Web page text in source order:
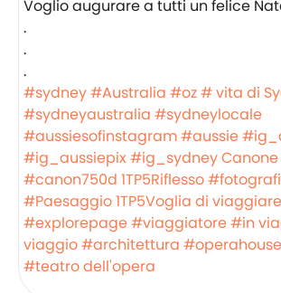
Voglio augurare a tutti un felice
.
.
.
#sydney#Australia #oz# vita di
#sydneyaustralia #sydneylocale
#aussiesofinstagram#aussie
#ig_aussiepix#ig_sydney
#canon750d 1TP5Riflesso
#Paesaggio1TP5Voglia di viaggiare
#explorepage#viaggiatore#in
viaggio#architettura
#teatro dell'opera